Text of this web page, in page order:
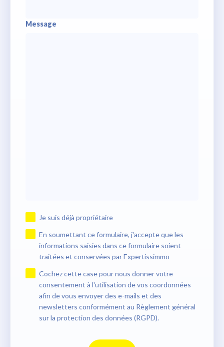
Message
Je suis déjà propriétaire
En soumettant ce formulaire, j'accepte que les
informations saisies dans ce formulaire soient
traitées et conservées par Expertissimmo
Cochez cette case pour nous donner votre
consentement à l'utilisation de vos coordonnées
afin de vous envoyer des e-mails et des
newsletters conformément au Règlement général
sur la protection des données (RGPD).